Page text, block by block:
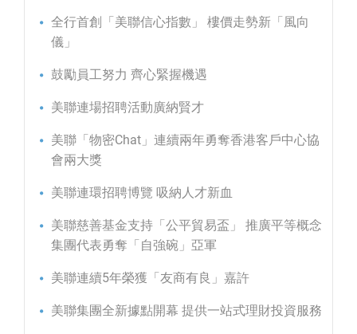
全行首創「美聯信心指數」 樓價走勢新「風向
儀」
鼓勵員工努力 齊心緊握機遇
美聯連場招聘活動廣納賢才
美聯「物密Chat」連續兩年勇奪香港客戶中心協
會兩大獎
美聯連環招聘博覽 吸納人才新血
美聯慈善基金支持「公平貿易盃」 推廣平等概念
集團代表勇奪「自強碗」亞軍
美聯連續5年榮獲「友商有良」嘉許
美聯集團全新據點開幕 提供一站式理財投資服務